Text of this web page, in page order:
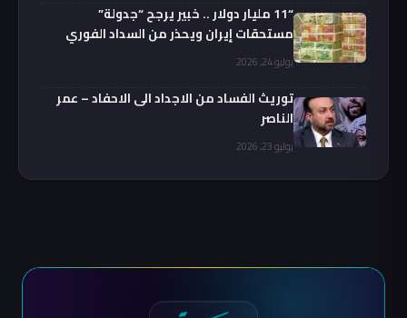
“11 مليار دولار .. خبير يرجح “جدولة”
مستحقات إيران ويحذر من السداد الفوري
يوليو 24, 2026
توريث الفساد من الاجداد الى الاحفاد – عمر
الناصر
يوليو 23, 2026